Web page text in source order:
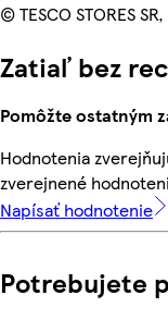
© TESCO STORES
Zatiaľ bez
Pomôžte ostatným
Hodnotenia
zverejnené
Napísať hodnotenie
Potrebujete